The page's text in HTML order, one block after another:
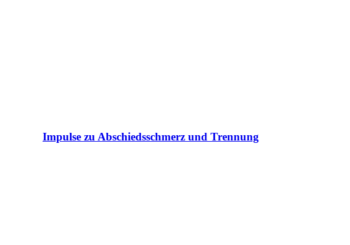
Impulse zu Abschiedsschmerz und Trennung